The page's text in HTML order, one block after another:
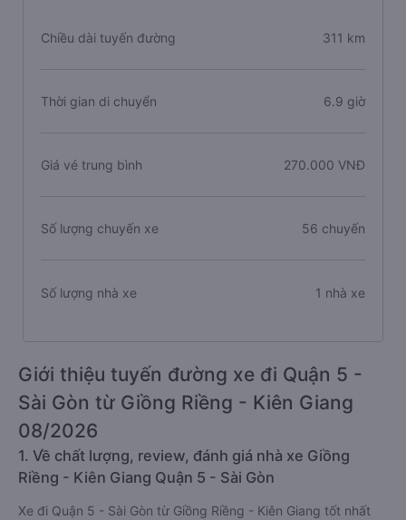
Chiều dài tuyến đường 311 km
Thời gian di chuyển 6.9 giờ
Giá vé trung bình 270.000 VNĐ
Số lượng chuyến xe 56 chuyến
Số lượng nhà xe 1 nhà xe
Giới thiệu tuyến đường xe đi Quận 5 -
Sài Gòn từ Giồng Riềng - Kiên Giang
08/2026
1. Về chất lượng, review, đánh giá nhà xe Giồng
Riềng - Kiên Giang Quận 5 - Sài Gòn
Xe đi Quận 5 - Sài Gòn từ Giồng Riềng - Kiên Giang tốt nhất